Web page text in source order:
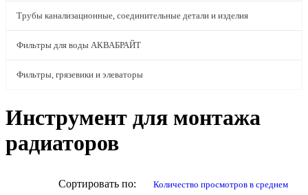
Трубы канализационные, соединительные детали и изделия
Фильтры для воды АКВАБРАЙТ
Фильтры, грязевики и элеваторы
Инструмент для монтажа
радиаторов
Сортировать по: количество просмотров в среднем